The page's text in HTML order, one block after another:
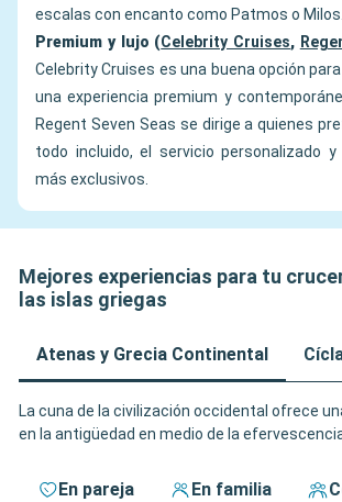
escalas con encanto como Patmos o Milos.
Premium y lujo (Celebrity Cruises,
Celebrity Cruises es una buena opción
una experiencia premium y
Regent Seven Seas se dirige a quienes
todo incluido, el servicio personalizado
más exclusivos.
Mejores experiencias para tu
las islas griegas
Atenas y Grecia Continental
La cuna de la civilización occidental ofrece
en la antigüedad en medio de la
En pareja En familia